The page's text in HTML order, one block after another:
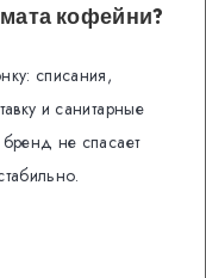
кофейни?
списания,
и санитарные
не спасает